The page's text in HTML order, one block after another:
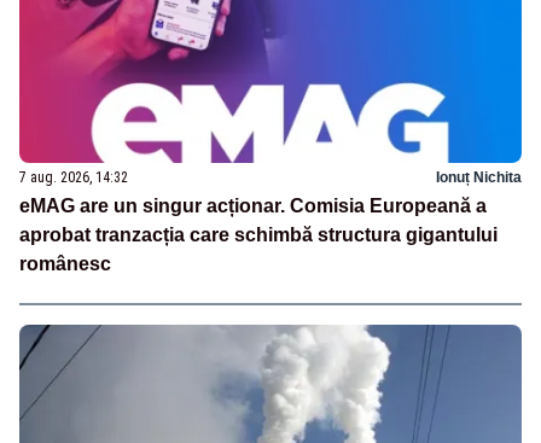
7 aug. 2026, 14:32 Ionuț Nichita
eMAG are un singur acționar. Comisia Europeană a
aprobat tranzacția care schimbă structura gigantului
românesc